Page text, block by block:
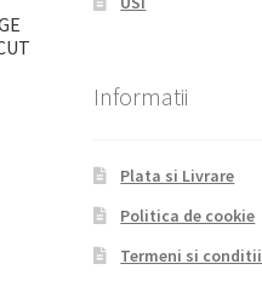
Informatii
Plata si Livrare
Politica de cookie
Termeni si conditii